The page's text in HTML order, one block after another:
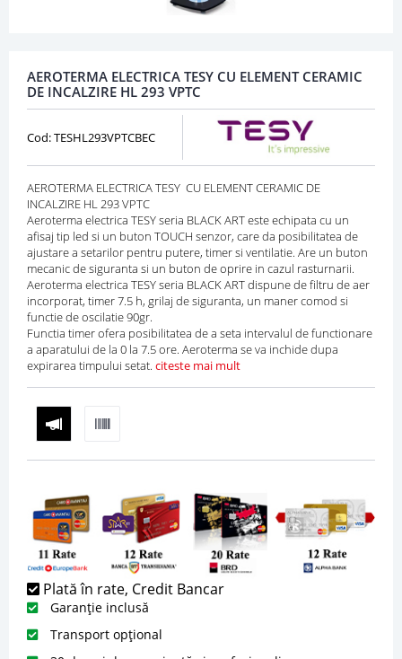
AEROTERMA ELECTRICA TESY CU ELEMENT CERAMIC
DE INCALZIRE HL 293 VPTC
Cod: TESHL293VPTCBEC
AEROTERMA ELECTRICA TESY CU ELEMENT CERAMIC DE
INCALZIRE HL 293 VPTC
Aeroterma electrica TESY seria BLACK ART este echipata cu un
afisaj tip led si un buton TOUCH senzor, care da posibilitatea de
ajustare a setarilor pentru putere, timer si ventilatie. Are un buton
mecanic de siguranta si un buton de oprire in cazul rasturnarii.
Aeroterma electrica TESY seria BLACK ART dispune de filtru de aer
incorporat, timer 7.5 h, grilaj de siguranta, un maner comod si
functie de oscilatie 90gr.
Functia timer ofera posibilitatea de a seta intervalul de functionare
a aparatului de la 0 la 7.5 ore. Aeroterma se va inchide dupa
expirarea timpului setat. citeste mai mult
Plată în rate, Credit Bancar
Garanție inclusă
Transport opțional